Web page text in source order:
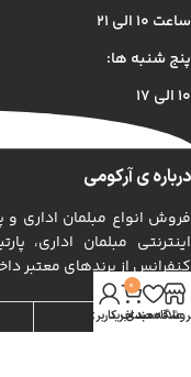
ساعت ۱۰ الی ۲۱
پنج شنبه ها:
۱۰ الی ۱۷
درباره ی آرکومی
فروش انواع مبلمان اداری و
اینترنتی مبلمان اداری،
کنفرانس از برندهای معتبر
علاقه مندی
0
سبد خرید
حساب کاربری من